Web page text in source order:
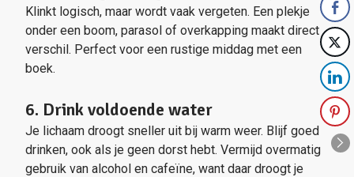
Klinkt logisch, maar wordt vaak vergeten. Een plekje
onder een boom, parasol of overkapping maakt direct
verschil. Perfect voor een rustige middag met een
boek.
6. Drink voldoende water
Je lichaam droogt sneller uit bij warm weer. Blijf goed
drinken, ook als je geen dorst hebt. Vermijd overmatig
gebruik van alcohol en cafeïne, want daar droogt je